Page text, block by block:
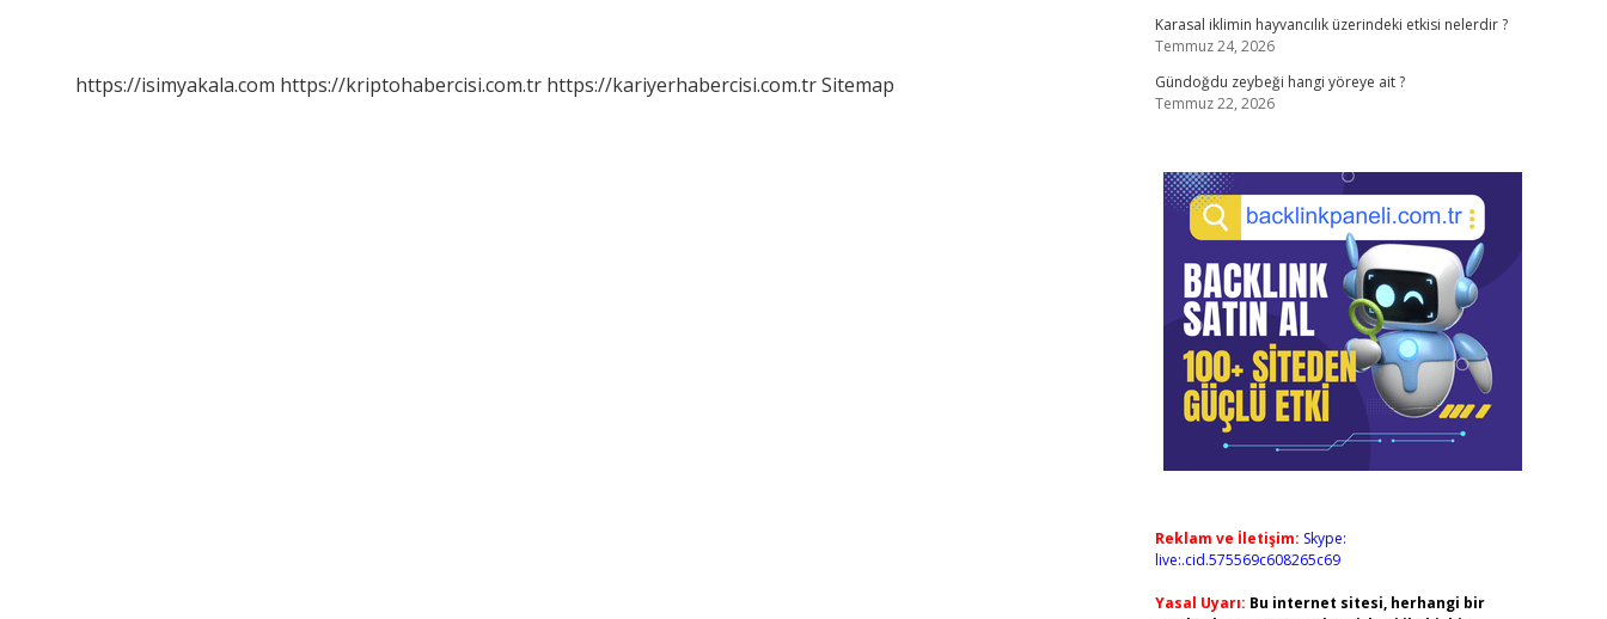
https://isimyakala.com https://kriptohabercisi.com.tr https://kariyerhabercisi.com.trSitemap
Karasal iklimin hayvancılık üzerindeki etkisi nelerdir ?
Temmuz 24, 2026
Gündoğdu zeybeği hangi yöreye ait ?
Temmuz 22, 2026
Reklam ve İletişim: Skype:
live:.cid.575569c608265c69
Yasal Uyarı: Bu internet sitesi, herhangi bir